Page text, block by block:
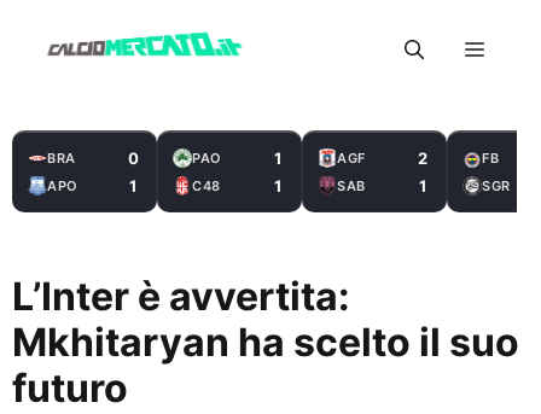
Menu
BRA 0
APO 1
PAO 1
C48 1
AGF 2
SAB 1
FB
SGR
L’Inter è avvertita:
Mkhitaryan ha scelto il suo
futuro